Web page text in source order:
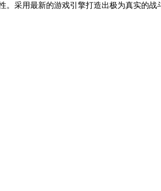
采用最新的游戏引擎打造出极为真实的战